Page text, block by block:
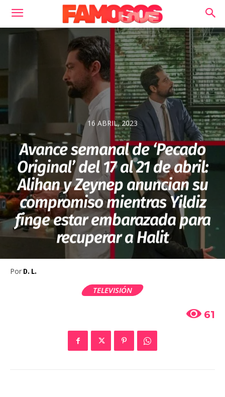
16 ABRIL, 2023
Avance semanal de ‘Pecado
Original’ del 17 al 21 de abril:
Alihan y Zeynep anuncian su
compromiso mientras Yildiz
finge estar embarazada para
recuperar a Halit
Por D. L.
TELEVISIÓN
61